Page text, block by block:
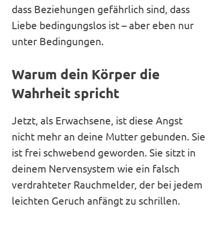
dass Beziehungen gefährlich sind, dass
Liebe bedingungslos ist – aber eben nur
unter Bedingungen.
Warum dein Körper die
Wahrheit spricht
Jetzt, als Erwachsene, ist diese Angst
nicht mehr an deine Mutter gebunden. Sie
ist frei schwebend geworden. Sie sitzt in
deinem Nervensystem wie ein falsch
verdrahteter Rauchmelder, der bei jedem
leichten Geruch anfängt zu schrillen.